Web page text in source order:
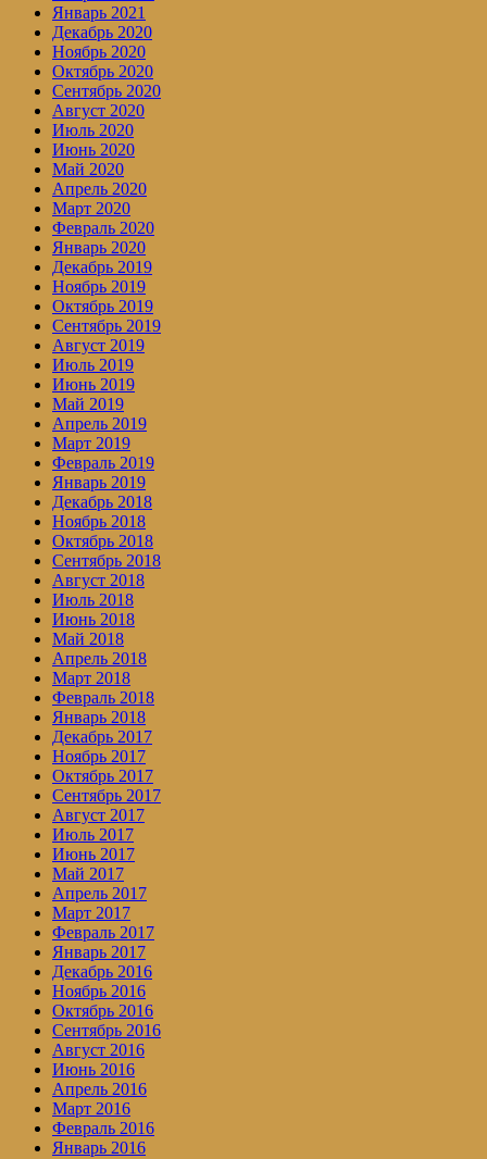
Январь 2021
Декабрь 2020
Ноябрь 2020
Октябрь 2020
Сентябрь 2020
Август 2020
Июль 2020
Июнь 2020
Май 2020
Апрель 2020
Март 2020
Февраль 2020
Январь 2020
Декабрь 2019
Ноябрь 2019
Октябрь 2019
Сентябрь 2019
Август 2019
Июль 2019
Июнь 2019
Май 2019
Апрель 2019
Март 2019
Февраль 2019
Январь 2019
Декабрь 2018
Ноябрь 2018
Октябрь 2018
Сентябрь 2018
Август 2018
Июль 2018
Июнь 2018
Май 2018
Апрель 2018
Март 2018
Февраль 2018
Январь 2018
Декабрь 2017
Ноябрь 2017
Октябрь 2017
Сентябрь 2017
Август 2017
Июль 2017
Июнь 2017
Май 2017
Апрель 2017
Март 2017
Февраль 2017
Январь 2017
Декабрь 2016
Ноябрь 2016
Октябрь 2016
Сентябрь 2016
Август 2016
Июнь 2016
Апрель 2016
Март 2016
Февраль 2016
Январь 2016